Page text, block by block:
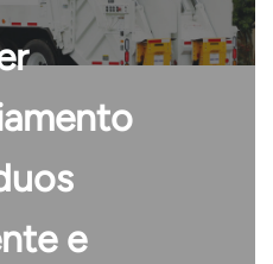
Italiano
Español
Português
Nederland
عربي e